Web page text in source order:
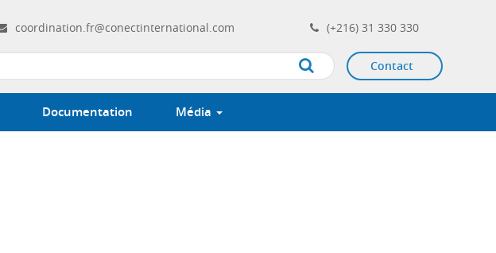
coordination.fr@conectinternational.com (+216) 31 330 330
Apply Contact
Documentation Média